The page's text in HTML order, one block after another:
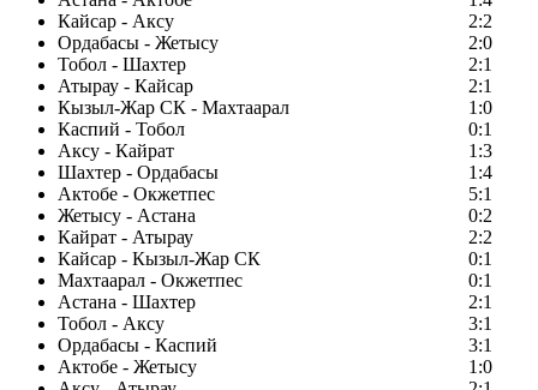
Кайсар - Аксу
2:2
Ордабасы - Жетысу
2:0
Тобол - Шахтер
2:1
Атырау - Кайсар
2:1
Кызыл-Жар СК - Махтаарал
1:0
Каспий - Тобол
0:1
Аксу - Кайрат
1:3
Шахтер - Ордабасы
1:4
Актобе - Окжетпес
5:1
Жетысу - Астана
0:2
Кайрат - Атырау
2:2
Кайсар - Кызыл-Жар СК
0:1
Махтаарал - Окжетпес
0:1
Астана - Шахтер
2:1
Тобол - Аксу
3:1
Ордабасы - Каспий
3:1
Актобе - Жетысу
1:0